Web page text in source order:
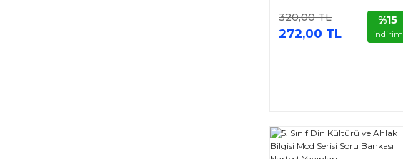
320,00 TL
272,00 TL
%15
indirim